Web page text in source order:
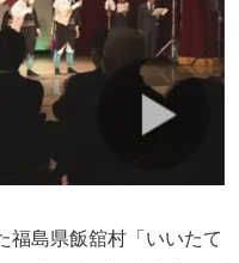
福島県飯舘村「いいたて